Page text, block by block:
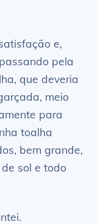
e,
pela
que deveria
meio
para
toalha
bem grande,
sol e todo